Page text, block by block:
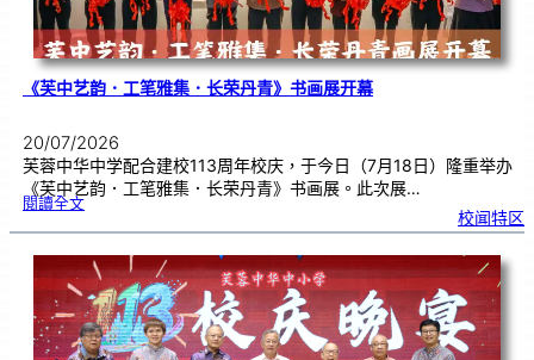
《芙中艺韵．工笔雅集．长荣丹青》书画展开幕
20/07/2026
芙蓉中华中学配合建校113周年校庆，于今日（7月18日）隆重举办
《芙中艺韵．工笔雅集．长荣丹青》书画展。此次展…
閱讀全文:《
中
艺
．
工
笔
雅
集
．
长
荣
丹
青
》
书
画
校闻特区